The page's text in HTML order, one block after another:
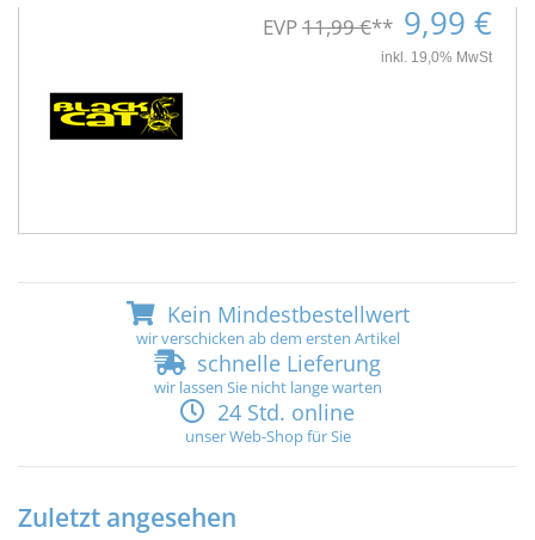
EVP11,99 €** 9,99 €
inkl. 19,0% MwSt
Kein Mindestbestellwert
wir verschicken ab dem ersten Artikel
schnelle Lieferung
wir lassen Sie nicht lange warten
24 Std. online
unser Web-Shop für Sie
Zuletzt angesehen